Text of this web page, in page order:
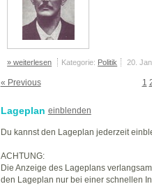
» weiterlesen Kategorie: Politik 20.
« Previous 1
Lageplan einblenden
Du kannst den Lageplan jederzeit
ACHTUNG:
Die Anzeige des Lageplans
den Lageplan nur bei einer schnellen